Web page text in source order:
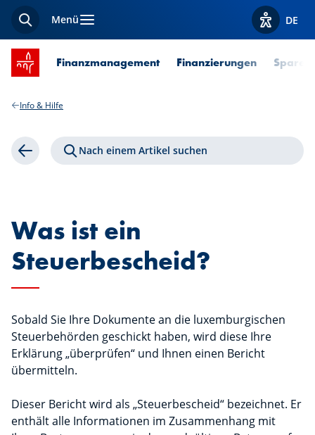
SucheMenü Optionen
DE
Startseite SPUERKEESS
Finanzmanagement Finanzierungen Sparen
Info & Hilfe
Zurück Nach einem Artikel suchen
Was ist ein
Steuerbescheid?
Sobald Sie Ihre Dokumente an die luxemburgischen
Steuerbehörden geschickt haben, wird diese Ihre
Erklärung „überprüfen“ und Ihnen einen Bericht
übermitteln.
Dieser Bericht wird als „Steuerbescheid“ bezeichnet. Er
enthält alle Informationen im Zusammenhang mit